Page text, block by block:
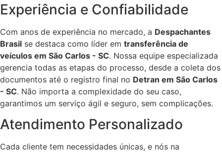
Experiência e Confiabilidade
Com anos de experiência no mercado, a Despachantes
Brasil se destaca como líder em transferência de
veículos em São Carlos - SC. Nossa equipe especializada
gerencia todas as etapas do processo, desde a coleta dos
documentos até o registro final no Detran em São Carlos
- SC. Não importa a complexidade do seu caso,
garantimos um serviço ágil e seguro, sem complicações.
Atendimento Personalizado
Cada cliente tem necessidades únicas, e nós na